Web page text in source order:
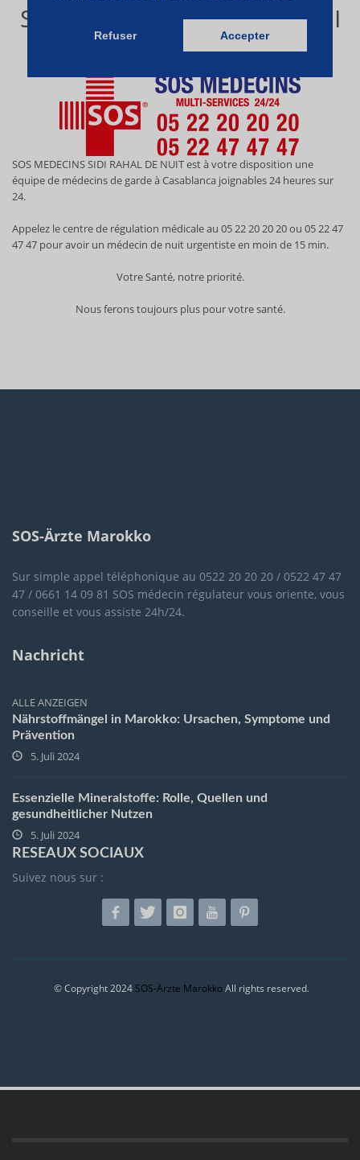
SOS MÉDECINS DE NUIT SIDI
RAHAL
SOS MEDECINS SIDI RAHAL DE NUIT est à votre disposition une
équipe de médecins de garde à Casablanca joignables 24 heures sur
24.
Appelez le centre de régulation médicale au 05 22 20 20 20 ou 05 22 47
47 47 pour avoir un médecin de nuit urgentiste en moin de 15 min.
Votre Santé, notre priorité.
Nous ferons toujours plus pour votre santé.
SOS-Ärzte Marokko
Sur simple appel téléphonique au 0522 20 20 20 / 0522 47 47
47 / 0661 14 09 81 SOS médecin régulateur vous oriente, vous
conseille et vous assiste 24h/24.
Nachricht
ALLE ANZEIGEN
Nährstoffmängel in Marokko: Ursachen, Symptome und
Prävention
5. Juli 2024
Essenzielle Mineralstoffe: Rolle, Quellen und
gesundheitlicher Nutzen
5. Juli 2024
RESEAUX SOCIAUX
Suivez nous sur :
© Copyright 2024 SOS-Ärzte MarokkoAll rights reserved.
Refuser Accepter